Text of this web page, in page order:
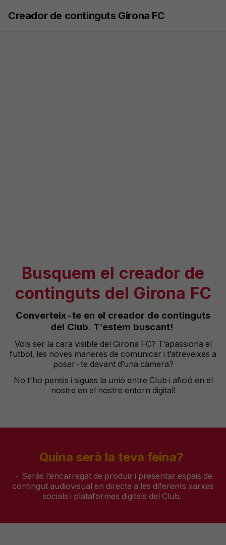
Creador de continguts Girona FC
Busquem el creador de
continguts del Girona FC
Converteix-te en el creador de continguts
del Club. T’estem buscant!
Vols ser la cara visible del Girona FC? T’apassiona el
futbol, les noves maneres de comunicar i t’atreveixes a
posar-te davant d’una càmera?
No t'ho pensis i sigues la unió entre Club i afició en el
nostre en el nostre entorn digital!
Quina serà la teva feina?
- Seràs l’encarregatde produir i presentar espais de
contingut audiovisual en directe a les diferents xarxes
socials i plataformes digitals del Club.